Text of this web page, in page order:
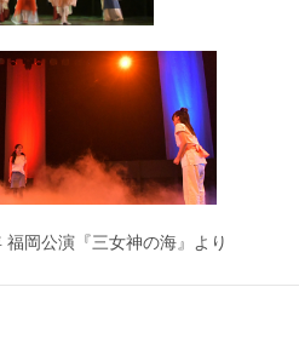
岡公演『三女神の海』より